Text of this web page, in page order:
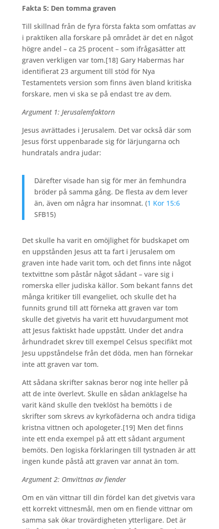
Fakta 5: Den tomma graven
Till skillnad från de fyra första fakta som omfattas av
i praktiken alla forskare på området är det en något
högre andel – ca 25 procent – som ifrågasätter att
graven verkligen var tom.[18] Gary Habermas har
identifierat 23 argument till stöd för Nya
Testamentets version som finns även bland kritiska
forskare, men vi ska se på endast tre av dem.
Argument 1: Jerusalemfaktorn
Jesus avrättades i Jerusalem. Det var också där som
Jesus först uppenbarade sig för lärjungarna och
hundratals andra judar:
Därefter visade han sig för mer än femhundra
bröder på samma gång. De flesta av dem lever
än, även om några har insomnat. (1 Kor 15:6
SFB15)
Det skulle ha varit en omöjlighet för budskapet om
en uppstånden Jesus att ta fart i Jerusalem om
graven inte hade varit tom, och det finns inte något
textvittne som påstår något sådant – vare sig i
romerska eller judiska källor. Som bekant fanns det
många kritiker till evangeliet, och skulle det ha
funnits grund till att förneka att graven var tom
skulle det givetvis ha varit ett huvudargument mot
att Jesus faktiskt hade uppstått. Under det andra
århundradet skrev till exempel Celsus specifikt mot
Jesu uppståndelse från det döda, men han förnekar
inte att graven var tom.
Att sådana skrifter saknas beror nog inte heller på
att de inte överlevt. Skulle en sådan anklagelse ha
varit känd skulle den tveklöst ha bemötts i de
skrifter som skrevs av kyrkofäderna och andra tidiga
kristna vittnen och apologeter.[19] Men det finns
inte ett enda exempel på att ett sådant argument
bemöts. Den logiska förklaringen till tystnaden är att
ingen kunde påstå att graven var annat än tom.
Argument 2: Omvittnas av fiender
Om en vän vittnar till din fördel kan det givetvis vara
ett korrekt vittnesmål, men om en fiende vittnar om
samma sak ökar trovärdigheten ytterligare. Det är